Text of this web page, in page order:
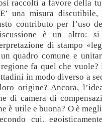
raccolti a favore della
una misura discutibile,
contributo per l’uso
è un altro:
di stampo
quadro comune e
fa quel che
in modo diverso a
origine? Ancora,
di camera di
è utile e buona? O è
cui,